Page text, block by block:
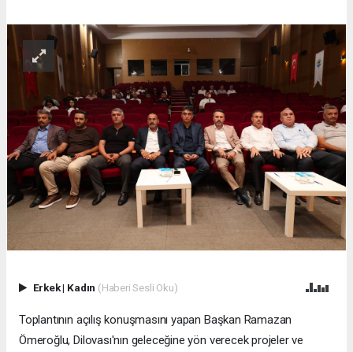
Erkek| Kadın (Haberi Sesli Oku)
Toplantının açılış konuşmasını yapan Başkan Ramazan
Ömeroğlu, Dilovası'nın geleceğine yön verecek projeler ve